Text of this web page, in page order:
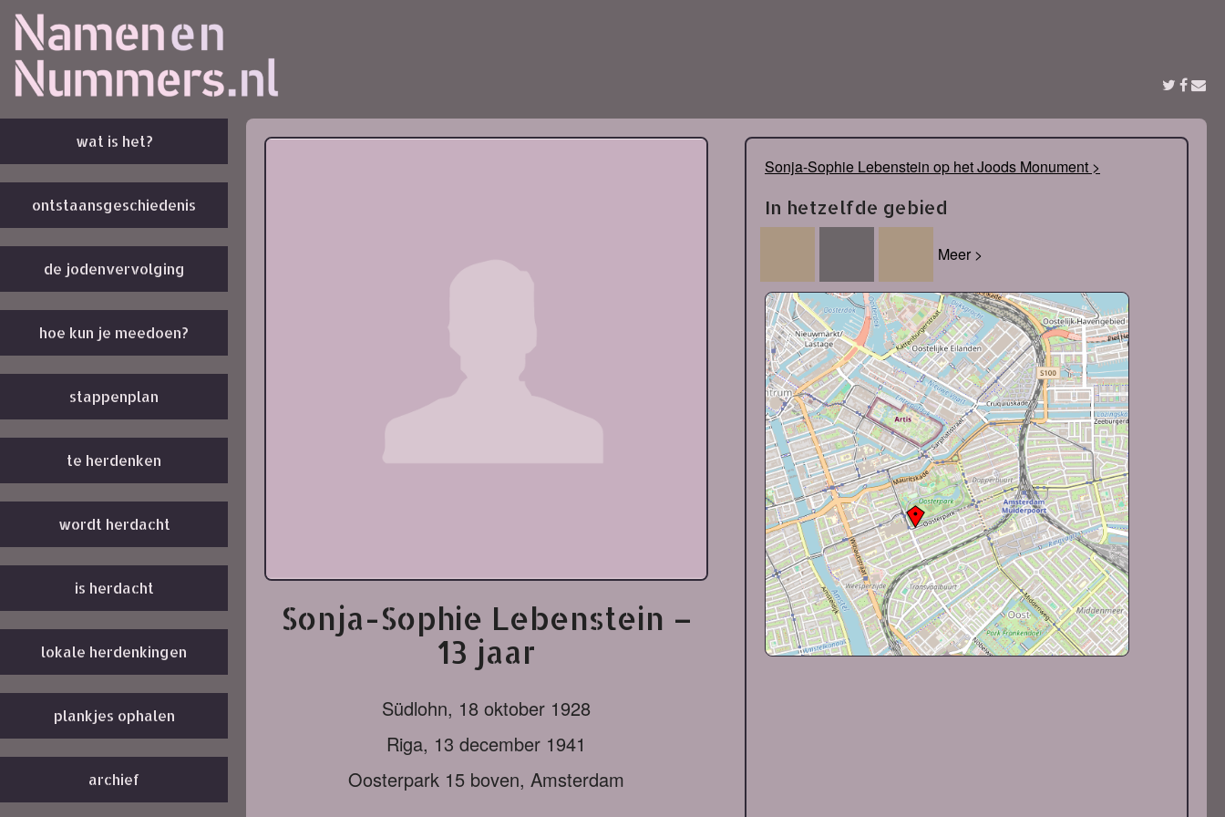
wat is het?
ontstaansgeschiedenis
de jodenvervolging
hoe kun je meedoen?
stappenplan
te herdenken
wordt herdacht
is herdacht
lokale herdenkingen
plankjes ophalen
archief
Sonja-Sophie Lebenstein –
13 jaar
Südlohn, 18 oktober 1928
Riga, 13 december 1941
Oosterpark 15 boven, Amsterdam
Sonja-Sophie Lebenstein op het Joods Monument >
In hetzelfde gebied
Meer >